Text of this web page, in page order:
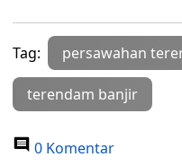
Tag: persawahan
terendam banjir
0 Komentar